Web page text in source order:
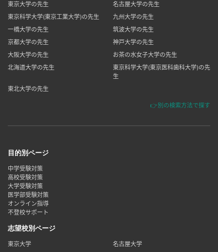
東京大学の先生
名古屋大学の先生
東京科学大学(東京工業大学)の先生
九州大学の先生
一橋大学の先生
筑波大学の先生
京都大学の先生
神戸大学の先生
大阪大学の先生
お茶の水女子大学の先生
北海道大学の先生
東京科学大学(東京医科歯科大学)の先
生
東北大学の先生
👉別の検索方法で探す
目的別ページ
中学受験対策
高校受験対策
大学受験対策
医学部受験対策
オンライン指導
不登校サポート
志望校別ページ
東京大学
名古屋大学